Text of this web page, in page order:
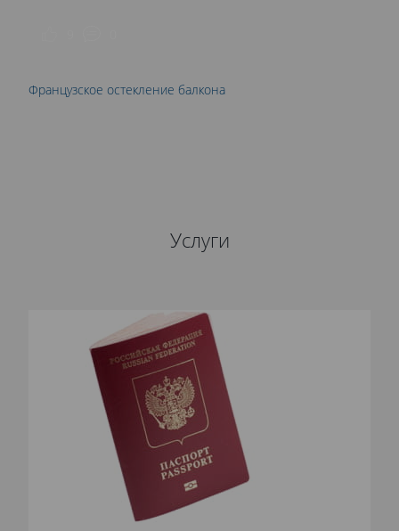
Французское остекление балкона
Услуги